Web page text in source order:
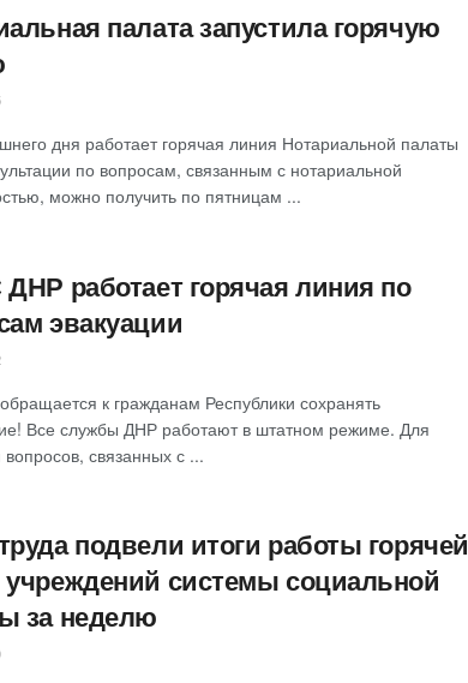
палата запустила горячую
дня работает горячая линия Нотариальной палаты
по вопросам, связанным с нотариальной
можно получить по пятницам ...
работает горячая линия по
эвакуации
к гражданам Республики сохранять
Все службы ДНР работают в штатном режиме. Для
вопросов, связанных с ...
подвели итоги работы горячей
системы социальной
за неделю